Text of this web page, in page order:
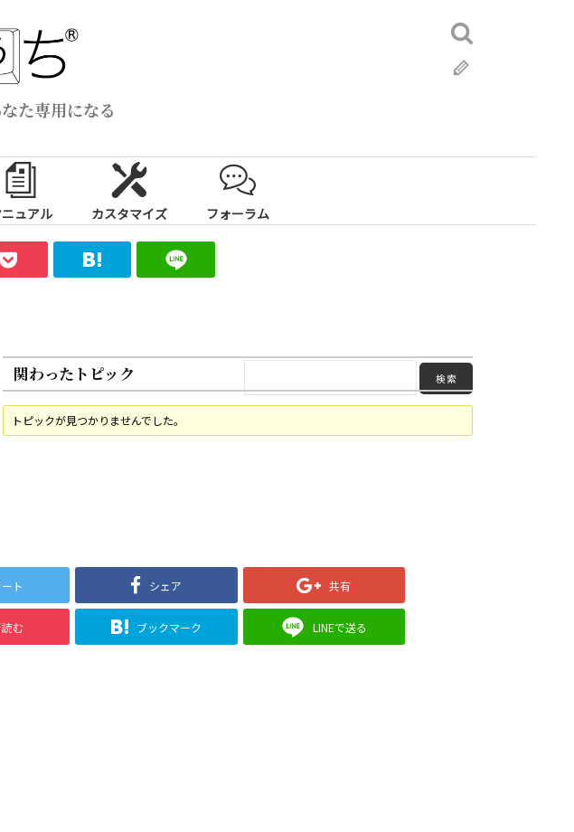
た専用になる
検
索:
ュアル カスタマイズ フォーラム
関わったトピック
トピックが見つかりませんでした。
ト シェア 共有
む ブックマーク LINEで送る